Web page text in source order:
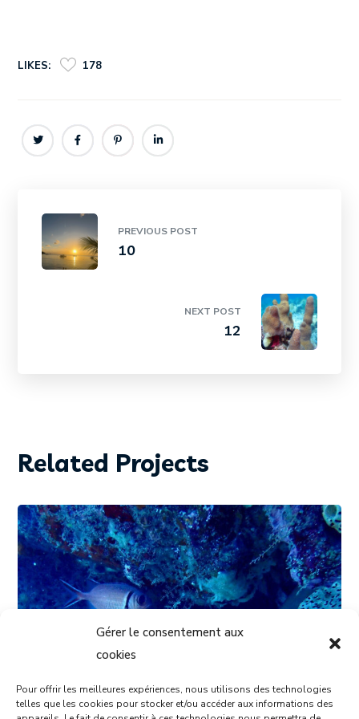
Gérer le consentement aux
cookies
Pour offrir les meilleures expériences, nous utilisons des technologies
telles que les cookies pour stocker et/ou accéder aux informations des
LIKES: 178
PREVIOUS POST
10
NEXT POST
12
Related Projects